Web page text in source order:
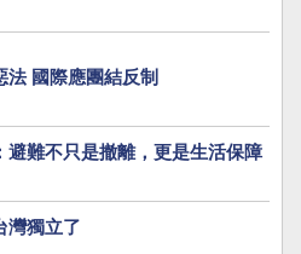
法 國際應團結反制
避難不只是撤離，更是生活保障
灣獨立了